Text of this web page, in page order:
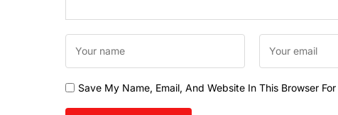
Save My Name, Email, And Website In This Browser